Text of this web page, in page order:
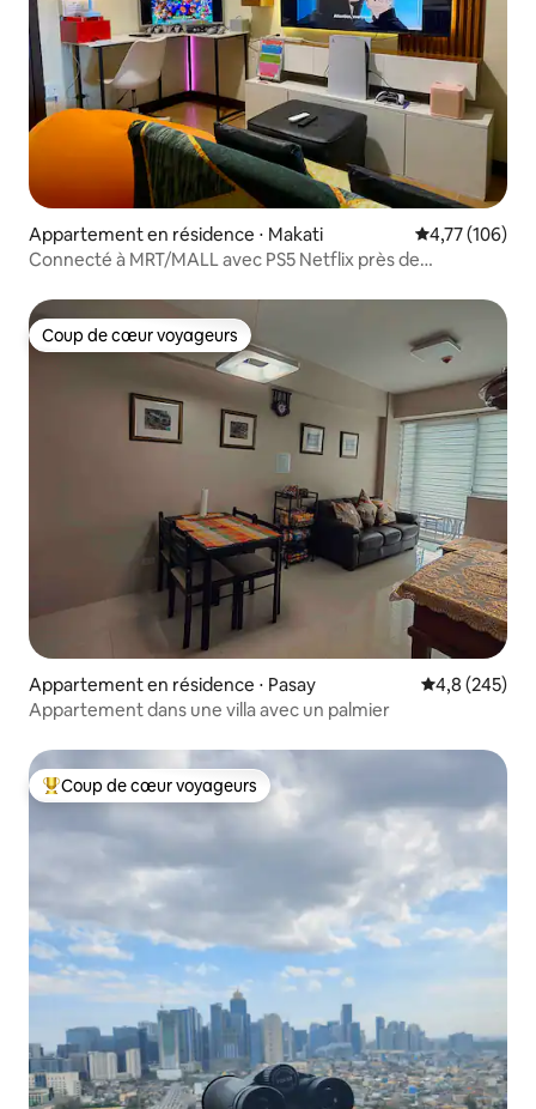
Appartement en résidence ⋅ Makati Évaluation
4,77 (106)
Connecté à MRT/MALL avec PS5 Netflix près de
Coup de cœur voyageurs
Coup de cœur voyageurs
Appartement en résidence ⋅ Pasay Évaluation
4,8 (245)
Appartement dans une villa avec un palmier
Coups de cœur voyageurs les plus appréciés
Coup de cœur voyageurs